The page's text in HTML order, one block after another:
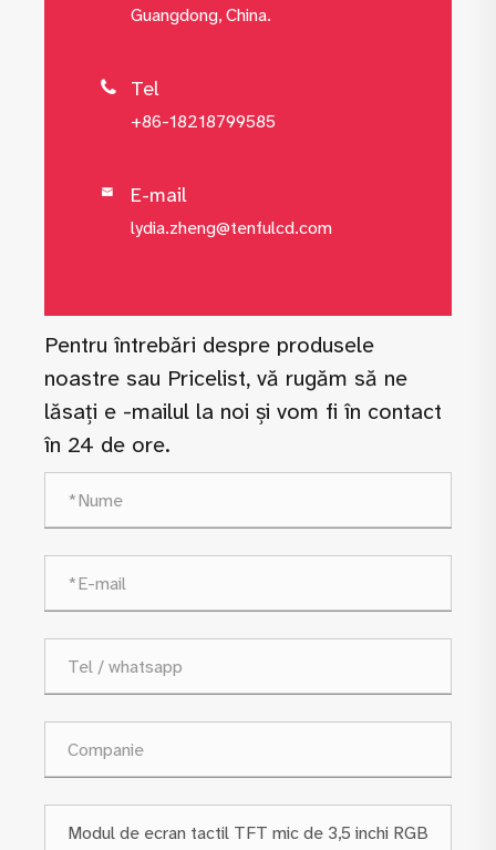
Guangdong, China.
 Tel
+86-18218799585
 E-mail
lydia.zheng@tenfulcd.com
Pentru întrebări despre produsele
noastre sau Pricelist, vă rugăm să ne
lăsați e -mailul la noi și vom fi în contact
în 24 de ore.